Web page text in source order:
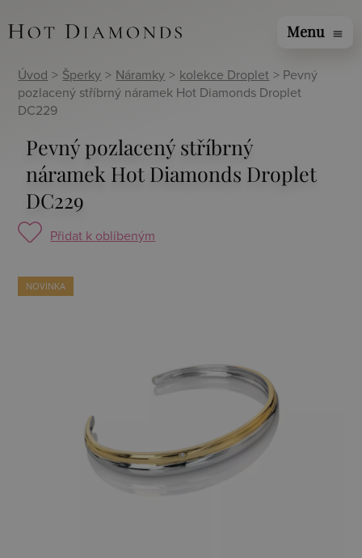
Menu menu
Úvod > Šperky > Náramky > kolekce Droplet > Pevný
pozlacený stříbrný náramek Hot Diamonds Droplet
DC229
Pevný pozlacený stříbrný
náramek Hot Diamonds Droplet
DC229
Přidat k oblíbeným
NOVINKA